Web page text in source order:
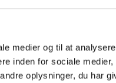
medier og til at analysere
inden for sociale medier,
oplysninger, du har